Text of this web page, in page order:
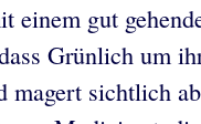
einem gut
Grünlich um
magert sichtlich